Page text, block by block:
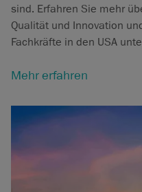
sind. Erfahren Sie mehr
Qualität und Innovation
Fachkräfte in den USA
Mehr erfahren